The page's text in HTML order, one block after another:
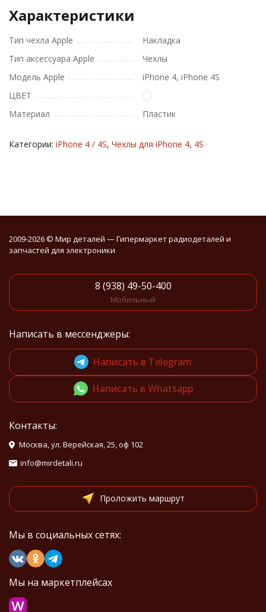
Характеристики
Тип чехла Apple
Накладка
Тип аксессуара Apple
Чехлы
Модель Apple
iPhone 4, iPhone 4S
ЦВЕТ
Материал
Пластик
Категории: iPhone 4 / 4S, Чехлы для iPhone 4, 4S
2009-2026 © Мир деталей — Гипермаркет радиодеталей и
запчастей для электроники
8 (938) 49-50-400
Мобильный
Написать в мессенджеры:
Написать в Telegram
Написать в Whatsapp
Контакты:
Москва, ул. Верейская, 25, оф 102
info@mirdetali.ru
Проложить маршрут
Мы в социальных сетях:
Мы на маркетплейсах